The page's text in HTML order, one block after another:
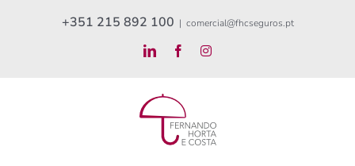
+351 215 892 100 | comercial@fhcseguros.pt
LinkedInFacebookInstagram